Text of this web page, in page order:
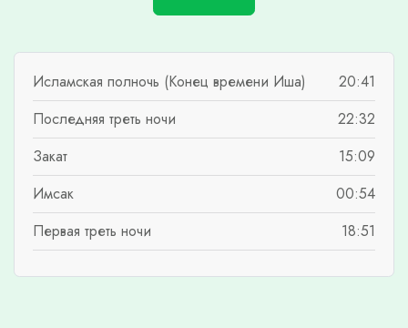
Исламская полночь (Конец времени Иша)
20:41
Последняя треть ночи
22:32
Закат
15:09
Имсак
00:54
Первая треть ночи
18:51